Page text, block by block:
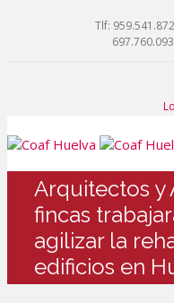
Tlf:
697.760.093
Arquitectos y
fincas
agilizar la
edificios en